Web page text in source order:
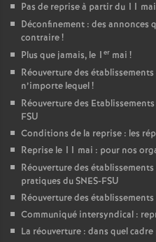
Pas de reprise à partir du 11
Déconfinement : des annonces
contraire!
Plus que jamais, le 1 er mai !
Réouverture des
n’importe lequel!
Réouverture des
FSU
Conditions de la reprise : les
Reprise le 11 mai : pour nos
Réouverture des
pratiques du SNES-FSU
Réouverture des
Communiqué intersyndical :
La réouverture : dans quel